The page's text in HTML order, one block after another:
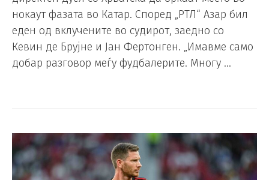
нокаут фазата во Катар. Според „РТЛ“ Азар бил
еден од вклучените во судирот, заедно со
Кевин де Брујне и Јан Фертонген. „Имавме само
добар разговор меѓу фудбалерите. Многу …